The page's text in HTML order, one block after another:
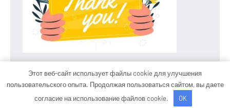
Тема WordPress: Occasio от ThemeZee.
Этот веб-сайт использует файлы cookie для улучшения
пользовательского опыта. Продолжая пользоваться сайтом, вы даете
согласие на использование файлов cookie.
OK